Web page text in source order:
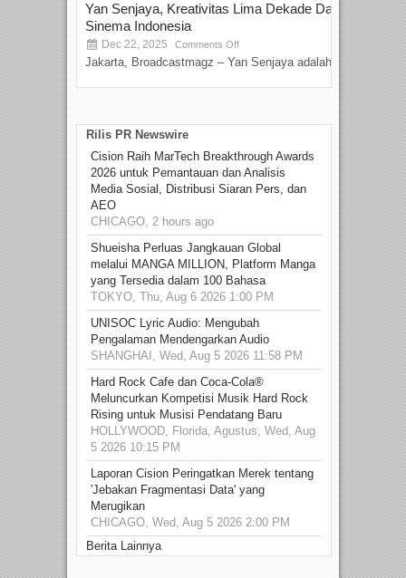
Yan Senjaya, Kreativitas Lima Dekade Dalam
Sinema Indonesia
Dec 22, 2025 Comments Off
Jakarta, Broadcastmagz – Yan Senjaya adalah...
Rilis PR Newswire
Cision Raih MarTech Breakthrough Awards
2026 untuk Pemantauan dan Analisis
Media Sosial, Distribusi Siaran Pers, dan
AEO
CHICAGO, 2 hours ago
Shueisha Perluas Jangkauan Global
melalui MANGA MILLION, Platform Manga
yang Tersedia dalam 100 Bahasa
TOKYO, Thu, Aug 6 2026 1:00 PM
UNISOC Lyric Audio: Mengubah
Pengalaman Mendengarkan Audio
SHANGHAI, Wed, Aug 5 2026 11:58 PM
Hard Rock Cafe dan Coca-Cola®
Meluncurkan Kompetisi Musik Hard Rock
Rising untuk Musisi Pendatang Baru
HOLLYWOOD, Florida, Agustus, Wed, Aug
5 2026 10:15 PM
Laporan Cision Peringatkan Merek tentang
'Jebakan Fragmentasi Data' yang
Merugikan
CHICAGO, Wed, Aug 5 2026 2:00 PM
Berita Lainnya